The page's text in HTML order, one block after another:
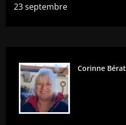
23 septembre
Corinne Bérat